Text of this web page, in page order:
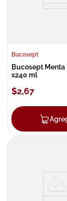
Bucosept
Bucosept Menta
x240 ml
$2,67